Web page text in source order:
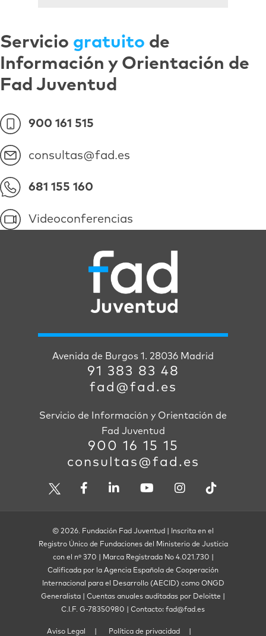
Servicio gratuito de
Información y Orientación de
Fad Juventud
900 161 515
consultas@fad.es
681 155 160
Videoconferencias
Avenida de Burgos 1. 28036 Madrid
91 383 83 48
fad@fad.es
Servicio de Información y Orientación de
Fad Juventud
900 16 15 15
consultas@fad.es
© 2026. Fundación Fad Juventud | Inscrita en el
Registro Único de Fundaciones del Ministerio de Justicia
con el nº 370 | Marca Registrada No 4.021.730 |
Calificada por la Agencia Española de Cooperación
Internacional para el Desarrollo (AECID) como ONGD
Generalista | Cuentas anuales auditadas por Deloitte |
C.I.F. G-78350980 | Contacto: fad@fad.es
Aviso Legal Política de privacidad